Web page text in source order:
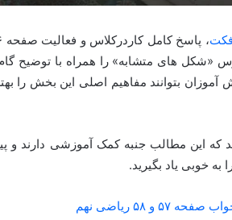
«شکل های متشابه» را همراه با توضیح
آموزان بتوانند مفاهیم اصلی این بخش
که این مطالب جنبه کمک آموزشی دارند و
به خوبی یاد بگیرید.
صفحه ۵۷ و ۵۸ ریاضی نهم